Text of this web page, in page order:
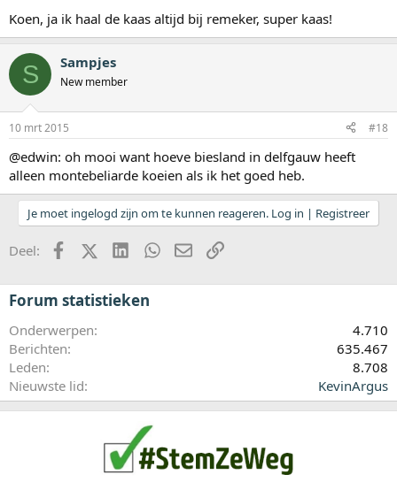
Koen, ja ik haal de kaas altijd bij remeker, super kaas!
S Sampjes
New member
10 mrt 2015 #18
@edwin: oh mooi want hoeve biesland in delfgauw heeft
alleen montebeliarde koeien als ik het goed heb.
Je moet ingelogd zijn om te kunnen reageren. Log in | Registreer
Deel: FacebookX (Twitter)LinkedInWhatsApp
E-mailkoppeling
Forum statistieken
Onderwerpen
4.710
Berichten
635.467
Leden
8.708
Nieuwste lid
KevinArgus